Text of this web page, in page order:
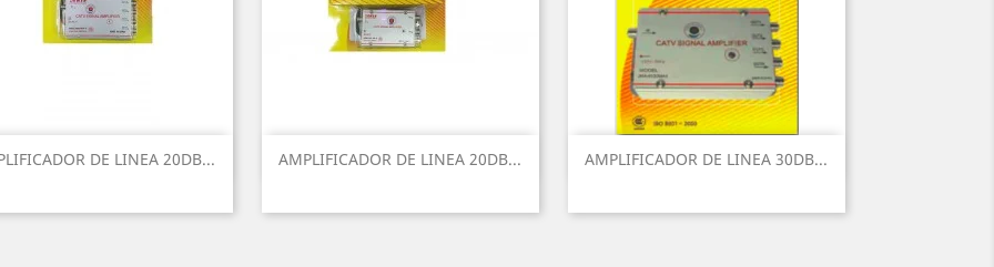
DE LINEA 20DB...
Vista rápida AMPLIFICADOR DE LINEA 20DB...
Vista rápida AMPLIFICADOR DE LINEA 30DB...
Vista rápida